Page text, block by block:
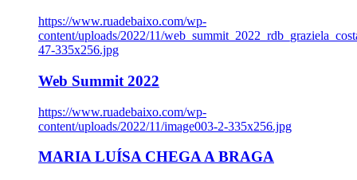
https://www.ruadebaixo.com/wp-
content/uploads/2022/11/
47-335x256.jpg
Web Summit 2022
https://www.ruadebaixo.com/wp-
content/uploads/2022/11/image003-2-335x256.jpg
MARIA LUÍSA CHEGA A BRAGA